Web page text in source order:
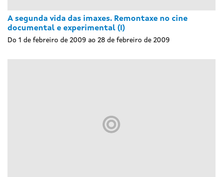
A segunda vida das imaxes. Remontaxe no cine
documental e experimental (I)
Do 1 de febreiro de 2009 ao 28 de febreiro de 2009